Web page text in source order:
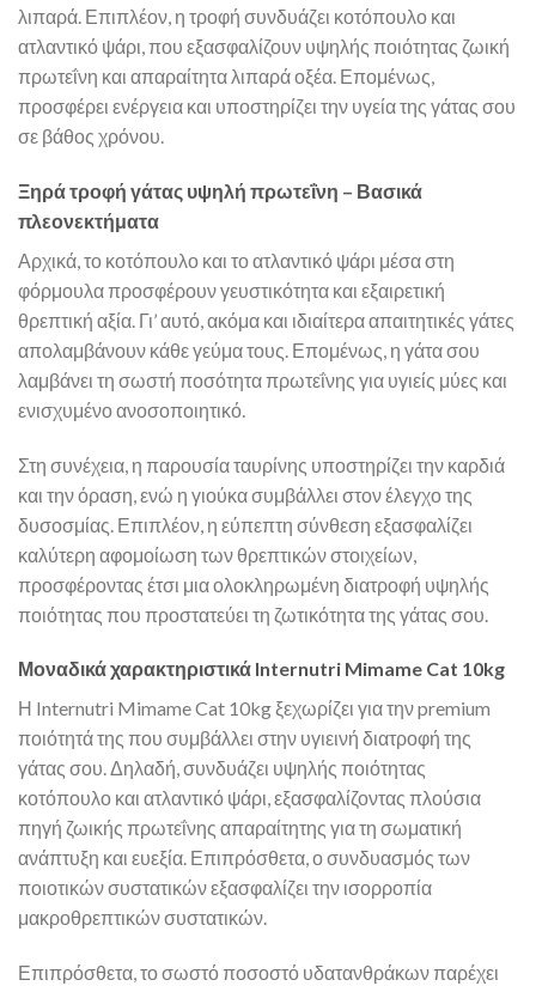
λιπαρά. Επιπλέον, η τροφή συνδυάζει κοτόπουλο και
ατλαντικό ψάρι, που εξασφαλίζουν υψηλής ποιότητας ζωική
πρωτεΐνη και απαραίτητα λιπαρά οξέα. Επομένως,
προσφέρει ενέργεια και υποστηρίζει την υγεία της γάτας σου
σε βάθος χρόνου.
Ξηρά τροφή γάτας υψηλή πρωτεΐνη – Βασικά
πλεονεκτήματα
Αρχικά, το κοτόπουλο και το ατλαντικό ψάρι μέσα στη
φόρμουλα προσφέρουν γευστικότητα και εξαιρετική
θρεπτική αξία. Γι’ αυτό, ακόμα και ιδιαίτερα απαιτητικές γάτες
απολαμβάνουν κάθε γεύμα τους. Επομένως, η γάτα σου
λαμβάνει τη σωστή ποσότητα πρωτεΐνης για υγιείς μύες και
ενισχυμένο ανοσοποιητικό.
Στη συνέχεια, η παρουσία ταυρίνης υποστηρίζει την καρδιά
και την όραση, ενώ η γιούκα συμβάλλει στον έλεγχο της
δυσοσμίας. Επιπλέον, η εύπεπτη σύνθεση εξασφαλίζει
καλύτερη αφομοίωση των θρεπτικών στοιχείων,
προσφέροντας έτσι μια ολοκληρωμένη διατροφή υψηλής
ποιότητας που προστατεύει τη ζωτικότητα της γάτας σου.
Μοναδικά χαρακτηριστικά Internutri Mimame Cat 10kg
Η Internutri Mimame Cat 10kg ξεχωρίζει για την premium
ποιότητά της που συμβάλλει στην υγιεινή διατροφή της
γάτας σου. Δηλαδή, συνδυάζει υψηλής ποιότητας
κοτόπουλο και ατλαντικό ψάρι, εξασφαλίζοντας πλούσια
πηγή ζωικής πρωτεΐνης απαραίτητης για τη σωματική
ανάπτυξη και ευεξία. Επιπρόσθετα, ο συνδυασμός των
ποιοτικών συστατικών εξασφαλίζει την ισορροπία
μακροθρεπτικών συστατικών.
Επιπρόσθετα, το σωστό ποσοστό υδατανθράκων παρέχει